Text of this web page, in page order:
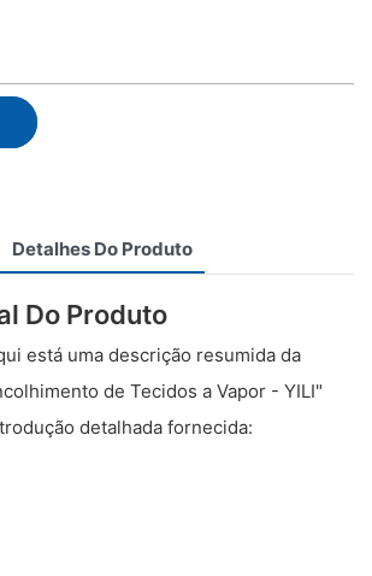
Detalhes Do Produto
Do Produto
está uma descrição resumida da
de Tecidos a Vapor - YILI"
detalhada fornecida: